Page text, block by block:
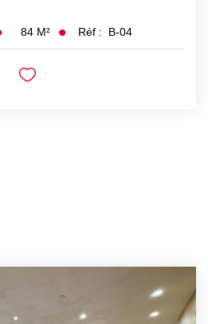
84 M² Réf : B-04